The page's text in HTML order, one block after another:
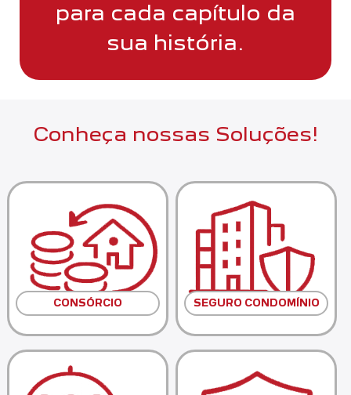
para cada capítulo da
sua história.
Conheça nossas Soluções!
CONSÓRCIO SEGURO CONDOMÍNIO